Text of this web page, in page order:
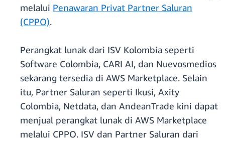
melalui Penawaran Privat Partner Saluran
(CPPO).
Perangkat lunak dari ISV Kolombia seperti
Software Colombia, CARI AI, dan Nuevosmedios
sekarang tersedia di AWS Marketplace. Selain
itu, Partner Saluran seperti Ikusi, Axity
Colombia, Netdata, dan AndeanTrade kini dapat
menjual perangkat lunak di AWS Marketplace
melalui CPPO. ISV dan Partner Saluran dari